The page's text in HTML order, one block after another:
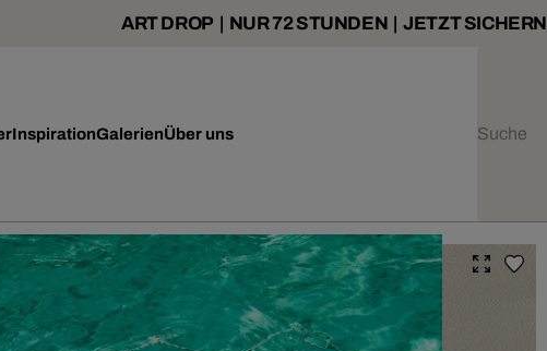
ART DROP | NUR 72 STUNDEN | JETZT SICHERN
InspirationGalerienÜber uns